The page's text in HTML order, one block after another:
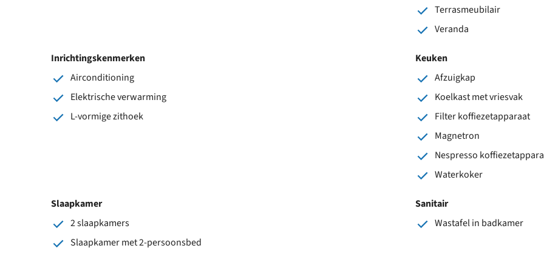
Terrasmeubilair
Veranda
Inrichtingskenmerken
Airconditioning
Elektrische verwarming
L-vormige zithoek
Keuken
Afzuigkap
Koelkast met vriesvak
Filter koffiezetapparaat
Magnetron
Nespresso
Waterkoker
Slaapkamer
2 slaapkamers
Slaapkamer met 2-persoonsbed
Sanitair
Wastafel in badkamer